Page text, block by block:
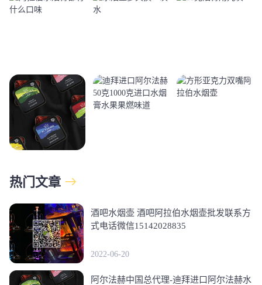
热门文章
酒吧水烟壶 酒吧阿拉伯水烟壶批发联系方
式电话微信15142028835
2022-06-20
阿尔法赫中国总代理-迪拜进口阿尔法赫水